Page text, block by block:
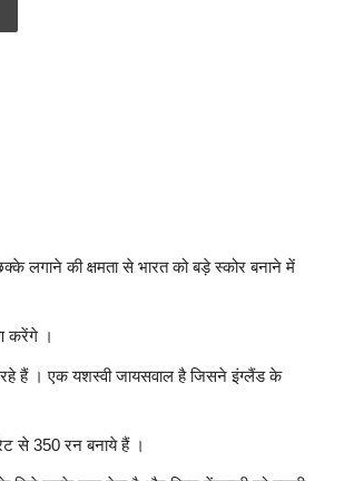
लगाने की क्षमता से भारत को बड़े स्कोर बनाने में
करेंगे ।
रहे हैं । एक यशस्वी जायसवाल है जिसने इंग्लैंड के
से 350 रन बनाये हैं ।